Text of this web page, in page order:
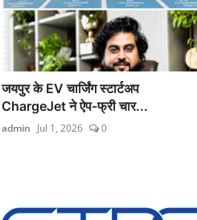
जयपुर के EV चार्जिंग स्टार्टअप
ChargeJet ने ऐप-फ्री चार...
admin Jul 1, 2026 0